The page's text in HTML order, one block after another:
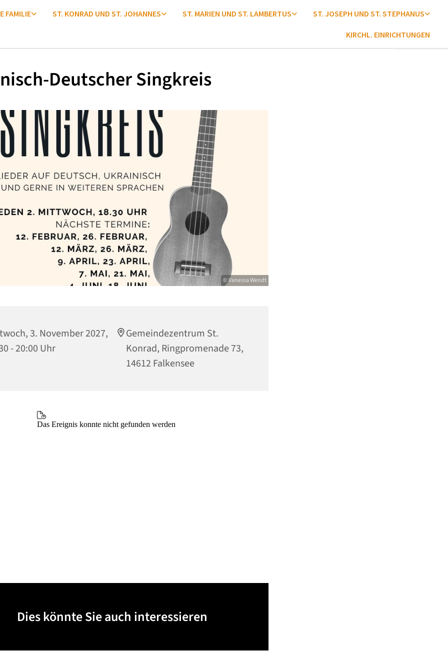
FAMILIE ST. KONRAD UND ST. JOHANNES ST. MARIEN UND ST. LAMBERTUS ST. JOSEPH UND ST. STEPHANUS
KIRCHL. EINRICHTUNGEN
Deutscher Singkreis
© Vanessa Wendt
3. November 2027,
- 20:00 Uhr
Gemeindezentrum St.
Konrad, Ringpromenade 73,
14612 Falkensee
Dies könnte Sie auch interessieren